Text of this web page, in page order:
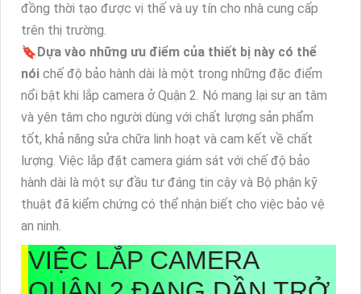
đồng thời tạo được vị thế và uy tín cho nhà cung cấp
trên thị trường.
🔖Dựa vào những ưu điểm của thiết bị này có thể
nói chế độ bảo hành dài là một trong những đặc điểm
nổi bật khi lắp camera ở Quận 2. Nó mang lại sự an tâm
và yên tâm cho người dùng với chất lượng sản phẩm
tốt, khả năng sửa chữa linh hoạt và cam kết về chất
lượng. Việc lắp đặt camera giám sát với chế độ bảo
hành dài là một sự đầu tư đáng tin cậy và Bộ phận kỹ
thuật đã kiểm chứng có thể nhận biết cho việc bảo vệ
an ninh.
VIỆC LẮP CAMERA